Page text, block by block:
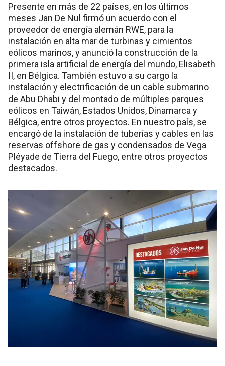
Presente en más de 22 países, en los últimos
meses Jan De Nul firmó un acuerdo con el
proveedor de energía alemán RWE, para la
instalación en alta mar de turbinas y cimientos
eólicos marinos, y anunció la construcción de la
primera isla artificial de energía del mundo, Elisabeth
II, en Bélgica. También estuvo a su cargo la
instalación y electrificación de un cable submarino
de Abu Dhabi y del montado de múltiples parques
eólicos en Taiwán, Estados Unidos, Dinamarca y
Bélgica, entre otros proyectos. En nuestro país, se
encargó de la instalación de tuberías y cables en las
reservas offshore de gas y condensados de Vega
Pléyade de Tierra del Fuego, entre otros proyectos
destacados.